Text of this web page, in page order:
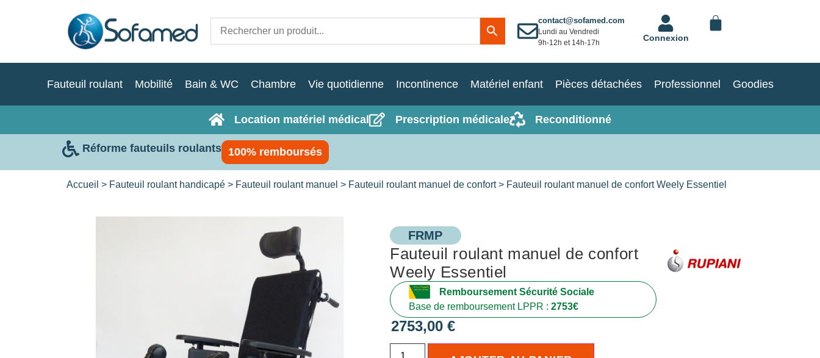
contact@sofamed.com
Lundi au Vendredi
9h-12h et 14h-17h
Connexion
Fauteuil roulant Mobilité Bain & WC Chambre Vie quotidienne Incontinence Matériel enfant Pièces détachées Professionnel Goodies
Location matériel médical Prescription médicale Reconditionné
Réforme fauteuils roulants 100% remboursés
Accueil > Fauteuil roulant handicapé > Fauteuil roulant manuel > Fauteuil roulant manuel de confort> Fauteuil roulant manuel de confort Weely Essentiel
Fauteuil roulant manuel de confort
Weely Essentiel
FRMP
Remboursement Sécurité Sociale
Base de remboursement LPPR : 2753€
2753,00 €